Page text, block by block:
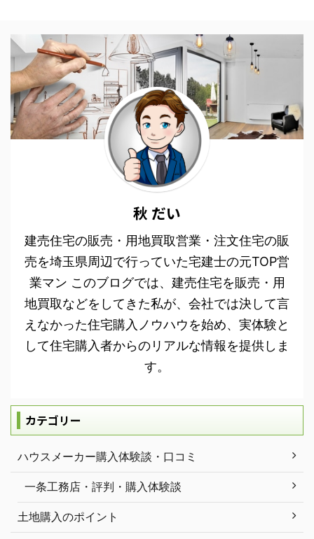
秋 だい
建売住宅の販売・用地買取営業・注文住宅の販
売を埼玉県周辺で行っていた宅建士の元TOP営
業マン このブログでは、建売住宅を販売・用
地買取などをしてきた私が、会社では決して言
えなかった住宅購入ノウハウを始め、実体験と
して住宅購入者からのリアルな情報を提供しま
す。
カテゴリー
ハウスメーカー購入体験談・口コミ
一条工務店・評判・購入体験談
土地購入のポイント